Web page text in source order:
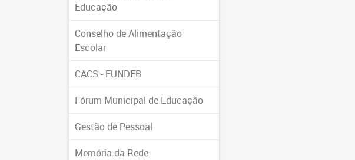
Educação
Conselho de Alimentação
Escolar
CACS - FUNDEB
Fórum Municipal de Educação
Gestão de Pessoal
Memória da Rede